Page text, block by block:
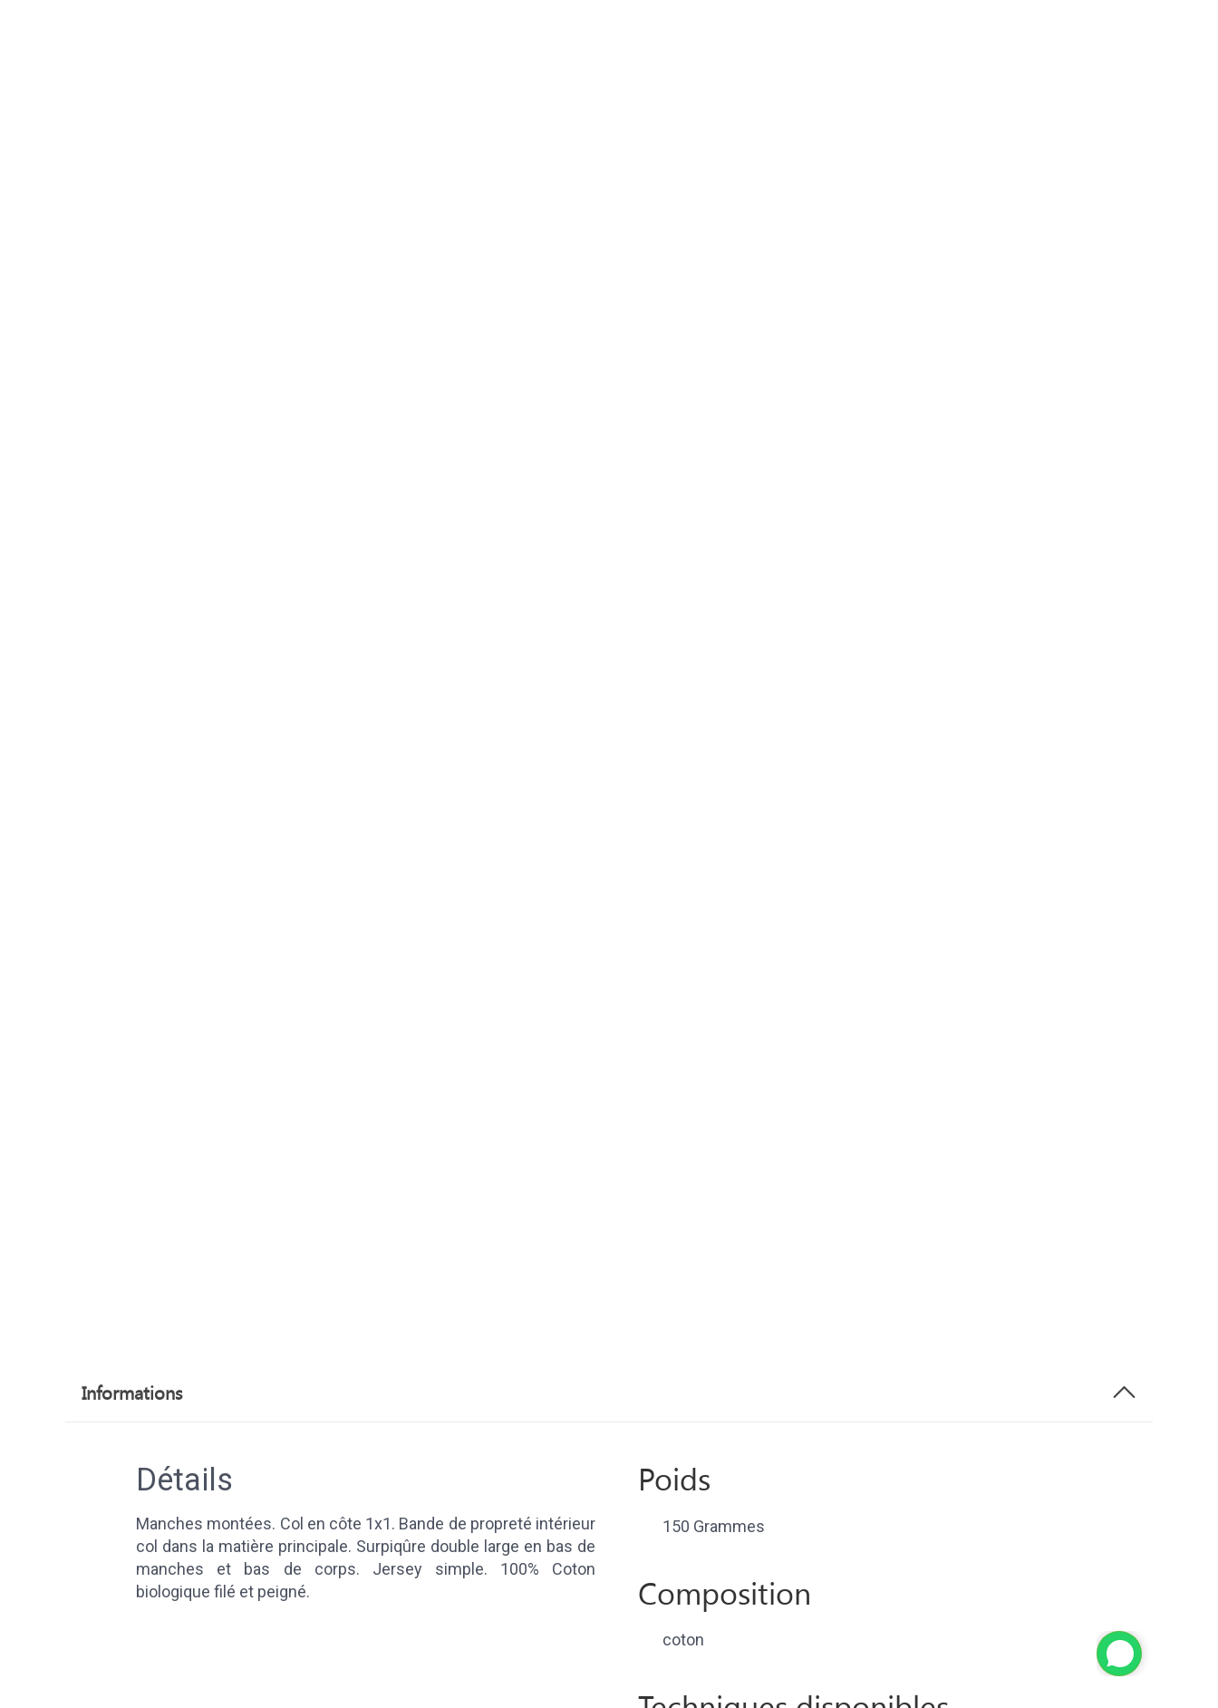
Informations
Détails
Manches montées. Col en côte 1x1. Bande de propreté intérieur
col dans la matière principale. Surpiqûre double large en bas de
manches et bas de corps. Jersey simple. 100% Coton
biologique filé et peigné.
Poids
150 Grammes
Composition
coton